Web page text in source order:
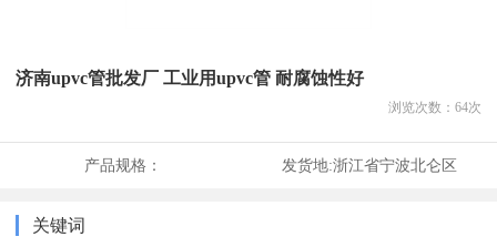
济南upvc管批发厂 工业用upvc管 耐腐蚀性好
浏览次数： 64次
产品规格： 发货地:浙江省宁波北仑区
关键词